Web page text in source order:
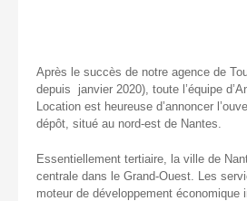
Après le succès de notre agence de
depuis janvier 2020), toute l’équipe
Location est heureuse d’annoncer
dépôt, situé au nord-est de Nantes.
Essentiellement tertiaire, la ville de
centrale dans le Grand-Ouest. Les
moteur de développement économique